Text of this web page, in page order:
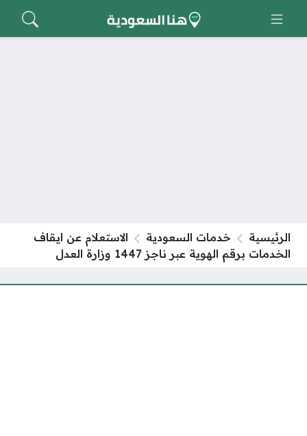
الرئيسية خدمات السعودية
الاستعلام عن ايقاف
الخدمات برقم الهوية عبر ناجز 1447 وزارة العدل